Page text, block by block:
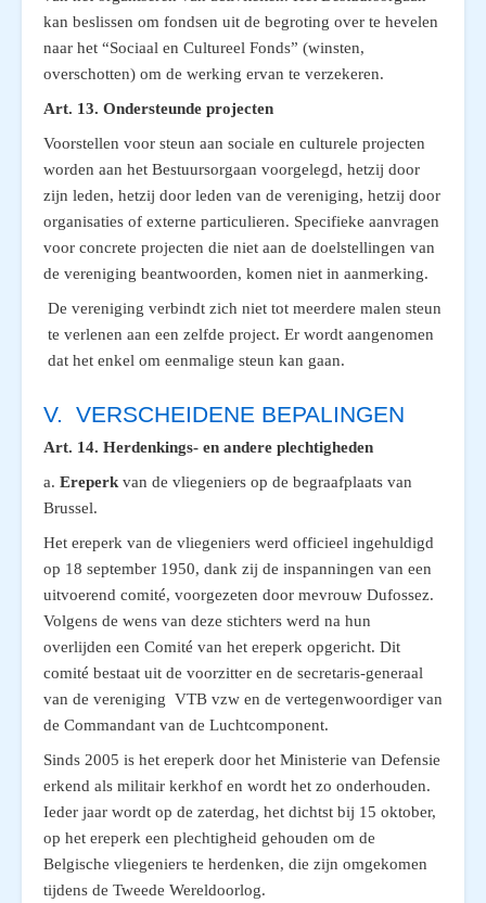
kan beslissen om fondsen uit de begroting over te hevelen
naar het “Sociaal en Cultureel Fonds” (winsten,
overschotten) om de werking ervan te verzekeren.
Art. 13. Ondersteunde projecten
Voorstellen voor steun aan sociale en culturele projecten
worden aan het Bestuursorgaan voorgelegd, hetzij door
zijn leden, hetzij door leden van de vereniging, hetzij door
organisaties of externe particulieren. Specifieke aanvragen
voor concrete projecten die niet aan de doelstellingen van
de vereniging beantwoorden, komen niet in aanmerking.
De vereniging verbindt zich niet tot meerdere malen steun
te verlenen aan een zelfde project. Er wordt aangenomen
dat het enkel om eenmalige steun kan gaan.
V. VERSCHEIDENE BEPALINGEN
Art. 14. Herdenkings- en andere plechtigheden
a. Ereperk van de vliegeniers op de begraafplaats van
Brussel.
Het ereperk van de vliegeniers werd officieel ingehuldigd
op 18 september 1950, dank zij de inspanningen van een
uitvoerend comité, voorgezeten door mevrouw Dufossez.
Volgens de wens van deze stichters werd na hun
overlijden een Comité van het ereperk opgericht. Dit
comité bestaat uit de voorzitter en de secretaris-generaal
van de vereniging VTB vzw en de vertegenwoordiger van
de Commandant van de Luchtcomponent.
Sinds 2005 is het ereperk door het Ministerie van Defensie
erkend als militair kerkhof en wordt het zo onderhouden.
Ieder jaar wordt op de zaterdag, het dichtst bij 15 oktober,
op het ereperk een plechtigheid gehouden om de
Belgische vliegeniers te herdenken, die zijn omgekomen
tijdens de Tweede Wereldoorlog.